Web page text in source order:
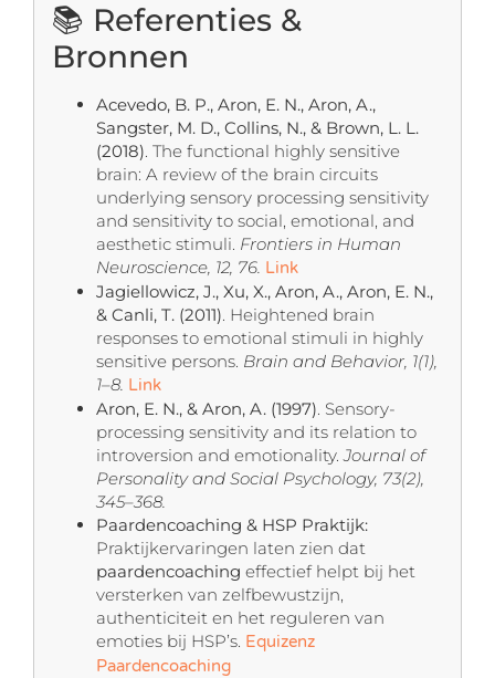
📚 Referenties &
Bronnen
Acevedo, B. P., Aron, E. N., Aron, A.,
Sangster, M. D., Collins, N., & Brown, L. L.
(2018). The functional highly sensitive
brain: A review of the brain circuits
underlying sensory processing sensitivity
and sensitivity to social, emotional, and
aesthetic stimuli. Frontiers in Human
Neuroscience, 12, 76. Link
Jagiellowicz, J., Xu, X., Aron, A., Aron, E. N.,
& Canli, T. (2011). Heightened brain
responses to emotional stimuli in highly
sensitive persons. Brain and Behavior, 1(1),
1–8. Link
Aron, E. N., & Aron, A. (1997). Sensory-
processing sensitivity and its relation to
introversion and emotionality.Journal of
Personality and Social Psychology, 73(2),
345–368.
Paardencoaching & HSP Praktijk:
Praktijkervaringen laten zien dat
paardencoaching effectief helpt bij het
versterken van zelfbewustzijn,
authenticiteit en het reguleren van
emoties bij HSP’s. Equizenz
Paardencoaching